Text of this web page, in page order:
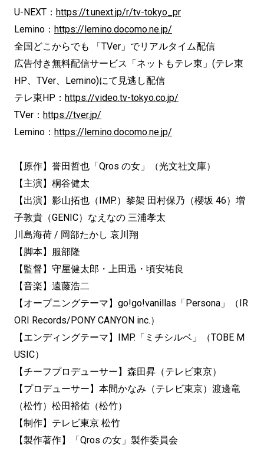
U-NEXT： https://t.unext.jp/r/tv-tokyo_pr
Lemino： https://lemino.docomo.ne.jp/
全国どこからでも 「TVer」でリアルタイム配信
広告付き無料配信サービス「ネットもテレ東」(テレ東
HP、TVer、Lemino)にて見逃し配信
テレ東HP： https://video.tv-tokyo.co.jp/
TVer： https://tver.jp/
Lemino： https://lemino.docomo.ne.jp/
【原作】誉田哲也「Qros の女」（光文社文庫）
【主演】桐谷健太
【出演】影山拓也（IMP.）黎架 田村保乃（櫻坂 46）増
子敦貴（GENIC）なえなの 三浦孝太
川島海荷 / 岡部たかし 哀川翔
【脚本】服部隆
【監督】守屋健太郎・上田迅・頃安祐良
【音楽】遠藤浩二
【オープニングテーマ】go!go!vanillas「Persona」（IR
ORI Records/PONY CANYON inc.）
【エンディングテーマ】IMP.「ミチシルベ」（TOBE M
USIC）
【チーフプロデューサー】森田昇（テレビ東京）
【プロデューサー】本間かなみ（テレビ東京）渡邊⻯
（松竹）松田裕佑（松竹）
【制作】テレビ東京 松竹
【製作著作】「Qros の女」製作委員会